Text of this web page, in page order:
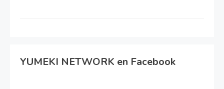
YUMEKI NETWORK en Facebook